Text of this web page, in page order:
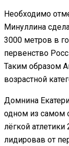
Необходимо
Минуллина
3000 метров в
первенство
Таким образом
возрастной
Домнина
одном из самом
лёгкой
лидировав от